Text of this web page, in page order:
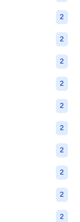
2
2
2
2
2
2
2
2
2
2